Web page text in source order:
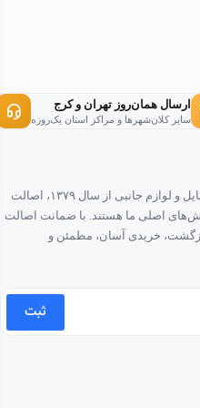
ارسال همان‌روز تهران و کرج
سایر کلان‌شهرها و مراکز استان یک‌روزه
پیشرو در ارائه تجربه‌ای مطمئن از خرید موبایل و لوازم جانبی از سال ۱۳۷۹، اصالت
کالا، مشاوره تخصصی و رضایت مشتری ارزش‌های اصلی ما هستند. با ضمانت اصالت
و ۷ روز ضمانت بازگشت، خریدی آسان، مطمئن و
ثبت